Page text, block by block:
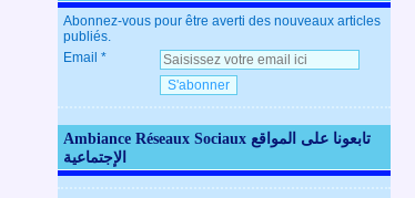
Abonnez-vous pour être averti des nouveaux articles
publiés.
Email
Ambiance Réseaux Sociaux تابعونا على المواقع
الإجتماعية